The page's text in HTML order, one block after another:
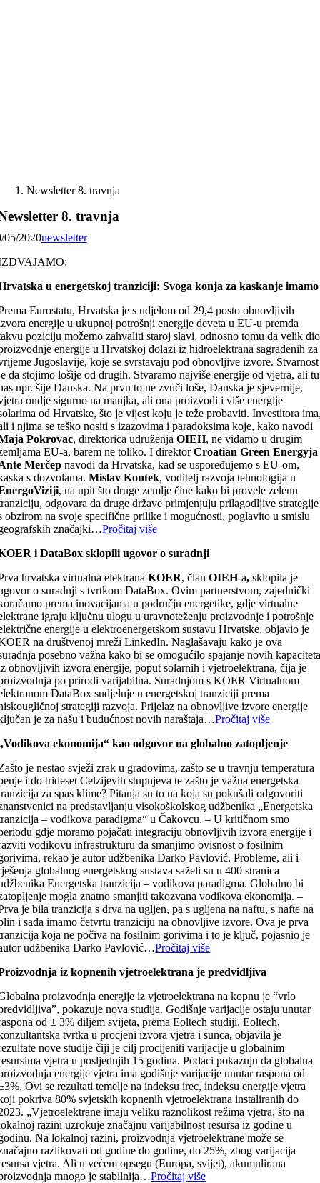
Newsletter 8. travnja
8. travnja
05/2020newsletter
u energetskoj tranziciji: Svoga konja za kaskanje imamo
Eurostatu, Hrvatska je s udjelom od 29,4 posto obnovljivih
energije u ukupnoj potrošnji energije deveta u EU-u premda
poziciju možemo zahvaliti staroj slavi, odnosno tomu da velik dio
energije u Hrvatskoj dolazi iz hidroelektrana sagrađenih za
Jugoslavije, koje se svrstavaju pod obnovljive izvore. Stvarnost
da stojimo lošije od drugih. Stvaramo najviše energije od vjetra, ali tu
npr. šije Danska. Na prvu to ne zvuči loše, Danska je sjevernije,
ondje sigurno na manjka, ali ona proizvodi i više energije
od Hrvatske, što je vijest koju je teže probaviti. Investitora
i njima se teško nositi s izazovima i paradoksima koje, kako navodi
Pokrovac, direktorica udruženjaOIEH, ne viđamo u drugim
EU-a, barem ne toliko. I direktorCroatian Green Energyja
Merčep navodi da Hrvatska, kad se uspoređujemo s EU-om,
s dozvolama.Mislav Kontek, voditelj razvoja tehnologija u
, na upit što druge zemlje čine kako bi provele zelenu
odgovara da druge države primjenjuju prilagodljive strategije
obzirom na svoje specifične prilike i mogućnosti, poglavito u smislu
značajki…Pročitaj više
i DataBox sklopili ugovor o suradnji
hrvatska virtualna elektranaKOER, članOIEH-a, sklopila je
o suradnji s tvrtkom DataBox. Ovim partnerstvom, zajednički
prema inovacijama u području energetike, gdje virtualne
igraju ključnu ulogu u uravnoteženju proizvodnje i potrošnje
energije u elektroenergetskom sustavu Hrvatske, objavio je
na društvenoj mreži LinkedIn. Naglašavaju kako je ova
posebno važna kako bi se omogućilo spajanje novih
obnovljivih izvora energije, poput solarnih i vjetroelektrana, čija je
po prirodi varijabilna. Suradnjom s KOER Virtualnom
DataBox sudjeluje u energetskoj tranziciji prema
strategiji razvoja. Prijelaz na obnovljive izvore energije
je za našu i budućnost novih naraštaja…Pročitaj više
ekonomija“ kao odgovor na globalno zatopljenje
je nestao svježi zrak u gradovima, zašto se u travnju temperatura
i do trideset Celzijevih stupnjeva te zašto je važna energetska
za spas klime? Pitanja su to na koja su pokušali odgovoriti
na predstavljanju visokoškolskog udžbenika „Energetska
– vodikova paradigma“ u Čakovcu. – U kritičnom smo
gdje moramo pojačati integraciju obnovljivih izvora energije i
vodikovu infrastrukturu da smanjimo ovisnost o fosilnim
rekao je autor udžbenika Darko Pavlović. Probleme, ali i
globalnog energetskog sustava saželi su u 400 stranica
Energetska tranzicija – vodikova paradigma. Globalno bi
mogla znatno smanjiti takozvana vodikova ekonomija. –
je bila tranzicija s drva na ugljen, pa s ugljena na naftu, s nafte na
i sada imamo četvrtu tranziciju na obnovljive izvore. Ova je prva
koja ne počiva na fosilnim gorivima i to je ključ, pojasnio je
udžbenika Darko Pavlović…Pročitaj više
iz kopnenih vjetroelektrana je predvidljiva
proizvodnja energije iz vjetroelektrana na kopnu je “vrlo
pokazuje nova studija. Godišnje varijacije ostaju unutar
od ± 3% diljem svijeta, prema Eoltech studiji. Eoltech,
tvrtka u procjeni izvora vjetra i sunca, objavila je
nove studije čiji je cilj procijeniti varijacije u globalnim
vjetra u posljednjih 15 godina. Podaci pokazuju da globalna
energije vjetra ima godišnje varijacije unutar raspona od
Ovi se rezultati temelje na indeksu irec, indeksu energije vjetra
pokriva 80% svjetskih kopnenih vjetroelektrana instaliranih do
„Vjetroelektrane imaju veliku raznolikost režima vjetra, što na
razini uzrokuje značajnu varijabilnost resursa iz godine u
Na lokalnoj razini, proizvodnja vjetroelektrane može se
razlikovati od godine do godine, do 25%, zbog varijacija
vjetra. Ali u većem opsegu (Europa, svijet), akumulirana
mnogo je stabilnija…Pročitaj više